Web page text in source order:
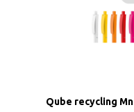
Qube recycling Mn